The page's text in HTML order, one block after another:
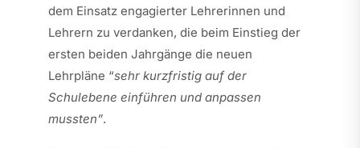
dem Einsatz engagierter Lehrerinnen und
Lehrern zu verdanken, die beim Einstieg der
ersten beiden Jahrgänge die neuen
Lehrpläne “sehr kurzfristig auf der
Schulebene einführen und anpassen
mussten”.